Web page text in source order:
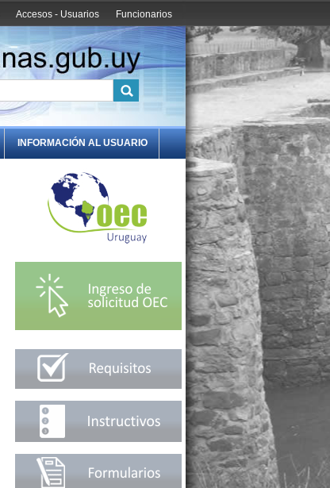
Funcionarios
Accesos - Usuarios
INFORMACIÓN AL USUARIO